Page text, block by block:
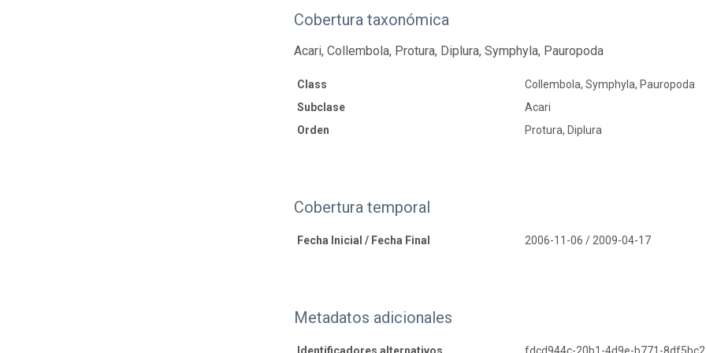
Cobertura taxonómica
Acari, Collembola, Protura, Diplura, Symphyla, Pauropoda
Class
Collembola, Symphyla, Pauropoda
Subclase
Acari
Orden
Protura, Diplura
Cobertura temporal
Fecha Inicial / Fecha Final 2006-11-06 / 2009-04-17
Metadatos adicionales